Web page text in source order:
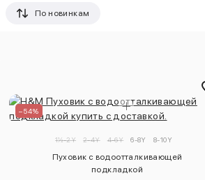
По новинкам
–54%
1½-2Y 2-4Y 4-6Y 6-8Y 8-10Y
Пуховик с водоотталкивающей
подкладкой